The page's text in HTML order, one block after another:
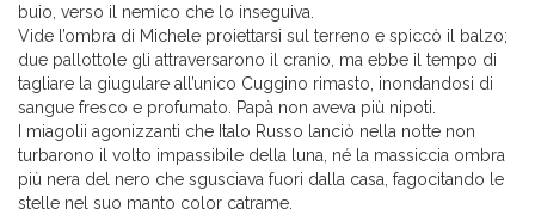
buio, verso il nemico che lo inseguiva.
Vide l’ombra di Michele proiettarsi sul terreno e spiccò il balzo;
due pallottole gli attraversarono il cranio, ma ebbe il tempo di
tagliare la giugulare all’unico Cuggino rimasto, inondandosi di
sangue fresco e profumato. Papà non aveva più nipoti.
I miagolii agonizzanti che Italo Russo lanciò nella notte non
turbarono il volto impassibile della luna, né la massiccia ombra
più nera del nero che sgusciava fuori dalla casa, fagocitando le
stelle nel suo manto color catrame.